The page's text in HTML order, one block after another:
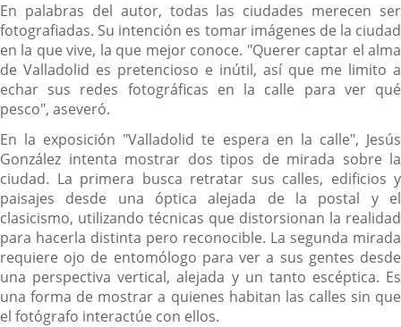
En palabras del autor, todas las ciudades merecen ser
fotografiadas. Su intención es tomar imágenes de la ciudad
en la que vive, la que mejor conoce. "Querer captar el alma
de Valladolid es pretencioso e inútil, así que me limito a
echar sus redes fotográficas en la calle para ver qué
pesco", aseveró.
En la exposición "Valladolid te espera en la calle", Jesús
González intenta mostrar dos tipos de mirada sobre la
ciudad. La primera busca retratar sus calles, edificios y
paisajes desde una óptica alejada de la postal y el
clasicismo, utilizando técnicas que distorsionan la realidad
para hacerla distinta pero reconocible. La segunda mirada
requiere ojo de entomólogo para ver a sus gentes desde
una perspectiva vertical, alejada y un tanto escéptica. Es
una forma de mostrar a quienes habitan las calles sin que
el fotógrafo interactúe con ellos.